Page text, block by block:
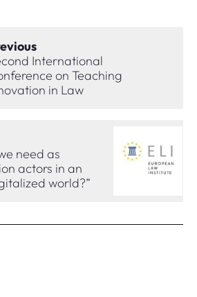
International
on Teaching
in Law
need as
actors in an
world?”